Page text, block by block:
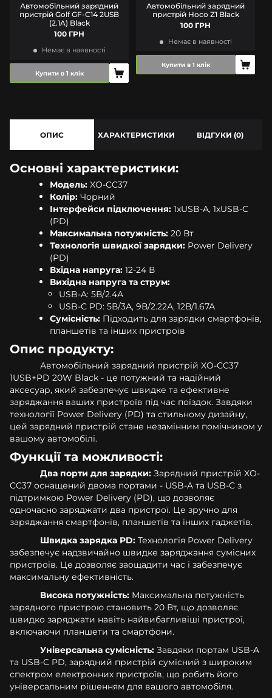
Автомобільний зарядний
пристрій Golf GF-C14 2USB
(2.1A) Black
100 ГРН
Немає в наявності
Купити в 1 клік
Автомобільний зарядний
пристрій Hoco Z1 Black
100 ГРН
Немає в наявності
Купити в 1 клік
ОПИС ХАРАКТЕРИСТИКИ ВІДГУКИ (0)
Основні характеристики:
Модель: XO-CC37
Колір: Чорний
Інтерфейси підключення: 1xUSB-A, 1xUSB-C
(PD)
Максимальна потужність: 20 Вт
Технологія швидкої зарядки: Power Delivery
(PD)
Вхідна напруга: 12-24 В
Вихідна напруга та струм:
USB-A: 5В/2.4А
USB-C PD: 5В/3А, 9В/2.22А, 12В/1.67А
Сумісність: Підходить для зарядки смартфонів,
планшетів та інших пристроїв
Опис продукту:
Автомобільний зарядний пристрій XO-CC37
1USB+PD 20W Black - це потужний та надійний
аксесуар, який забезпечує швидке та ефективне
заряджання ваших пристроїв під час поїздок. Завдяки
технології Power Delivery (PD) та стильному дизайну,
цей зарядний пристрій стане незамінним помічником у
вашому автомобілі.
Функції та можливості:
Два порти для зарядки: Зарядний пристрій XO-
CC37 оснащений двома портами - USB-A та USB-C з
підтримкою Power Delivery (PD), що дозволяє
одночасно заряджати два пристрої. Це зручно для
заряджання смартфонів, планшетів та інших гаджетів.
Швидка зарядка PD: Технологія Power Delivery
забезпечує надзвичайно швидке заряджання сумісних
пристроїв. Це дозволяє заощадити час і забезпечує
максимальну ефективність.
Висока потужність: Максимальна потужність
зарядного пристрою становить 20 Вт, що дозволяє
швидко заряджати навіть найвибагливіші пристрої,
включаючи планшети та смартфони.
Універсальна сумісність: Завдяки портам USB-A
та USB-C PD, зарядний пристрій сумісний з широким
спектром електронних пристроїв, що робить його
універсальним рішенням для вашого автомобіля.